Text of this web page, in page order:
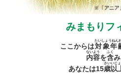
みまもりフ
ここからは対象年
たいしょうねん
内容
ないよう
を含
ふく
あなたは15歳
さい
以
いじょ